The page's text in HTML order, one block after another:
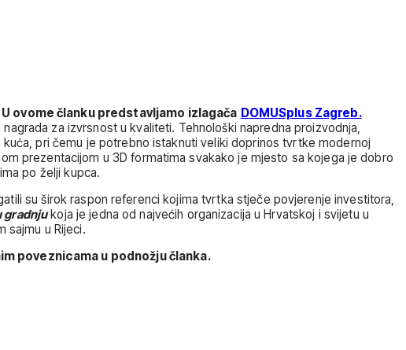
ovome članku predstavljamo izlagača DOMUSplus Zagreb.
za izvrsnost u kvaliteti. Tehnološki napredna proizvodnja,
pri čemu je potrebno istaknuti veliki doprinos tvrtke modernoj
prezentacijom u 3D formatima svakako je mjesto sa kojega je dobro
po želji kupca.
su širok raspon referenci kojima tvrtka stječe povjerenje investitora,
gradnjukoja je jedna od najvećih organizacija u Hrvatskoj i svijetu u
sajmu u Rijeci.
poveznicama u podnožju članka.